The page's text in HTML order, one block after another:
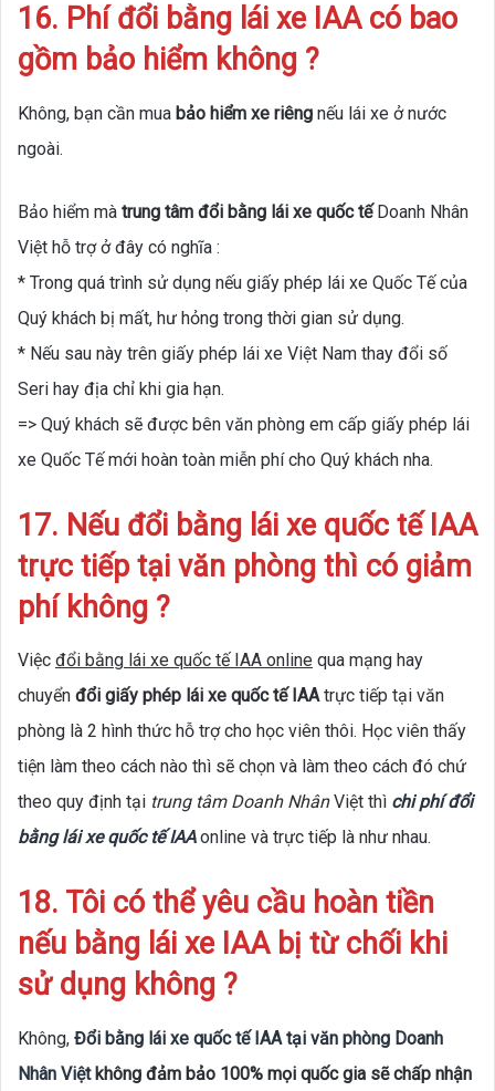
16. Phí đổi bằng lái xe IAA có bao
gồm bảo hiểm không ?
Không, bạn cần mua bảo hiểm xe riêng nếu lái xe ở nước
ngoài.
Bảo hiểm mà trung tâm đổi bằng lái xe quốc tếDoanh Nhân
Việt hỗ trợ ở đây có nghĩa :
* Trong quá trình sử dụng nếu giấy phép lái xe Quốc Tế của
Quý khách bị mất, hư hỏng trong thời gian sử dụng.
* Nếu sau này trên giấy phép lái xe Việt Nam thay đổi số
Seri hay địa chỉ khi gia hạn.
=> Quý khách sẽ được bên văn phòng em cấp giấy phép lái
xe Quốc Tế mới hoàn toàn miễn phí cho Quý khách nha.
17. Nếu đổi bằng lái xe quốc tế IAA
trực tiếp tại văn phòng thì có giảm
phí không ?
Việc đổi bằng lái xe quốc tế IAA online qua mạng hay
chuyển đổi giấy phép lái xe quốc tế IAAtrực tiếp tại văn
phòng là 2 hình thức hỗ trợ cho học viên thôi. Học viên thấy
tiện làm theo cách nào thì sẽ chọn và làm theo cách đó chứ
theo quy định tại trung tâm Doanh NhânViệt thì chi phí đổi
bằng lái xe quốc tế IAAonline và trực tiếp là như nhau.
18. Tôi có thể yêu cầu hoàn tiền
nếu bằng lái xe IAA bị từ chối khi
sử dụng không ?
Không, Đổi bằng lái xe quốc tế IAA tại văn phòng Doanh
Nhân Việt không đảm bảo 100% mọi quốc gia sẽ chấp nhận